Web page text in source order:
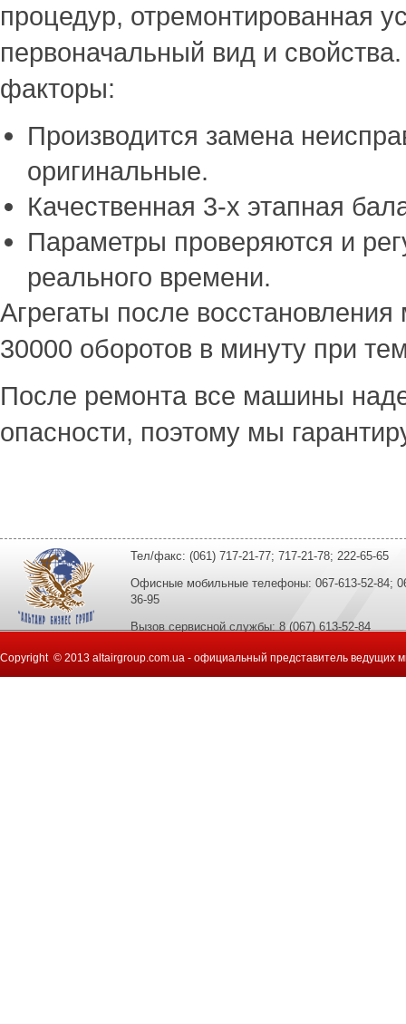
процедур, отремонтированная
первоначальный вид и
факторы:
Производится замена
оригинальные.
Качественная 3-х этапная
Параметры проверяются и
реального времени.
Агрегаты после
30000 оборотов в минуту при
После ремонта все машины
опасности, поэтому мы
Тел/факс: (061) 717-21-77; 717-21-78; 222-65-65
Офисные мобильные телефоны: 067-613-52-84;
36-95
Вызов сервисной службы: 8 (067) 613-52-84
Copyright © 2013 altairgroup.com.ua - официальный представитель ведущих